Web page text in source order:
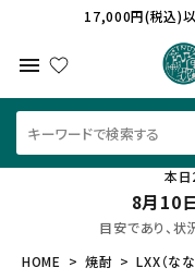
17,000円(税込)
menu
本
8月10日
目安であり、状
HOME
焼酎 LXX（な